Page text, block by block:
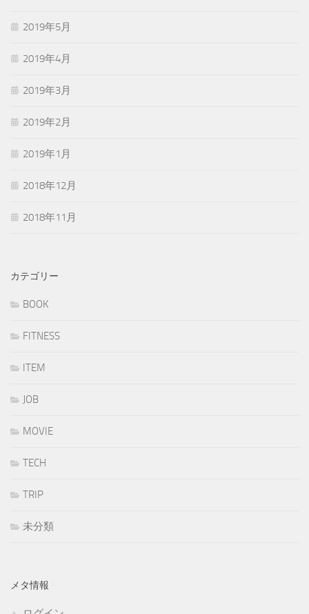
2019年5月
2019年4月
2019年3月
2019年2月
2019年1月
2018年12月
2018年11月
カテゴリー
BOOK
FITNESS
ITEM
JOB
MOVIE
TECH
TRIP
未分類
メタ情報